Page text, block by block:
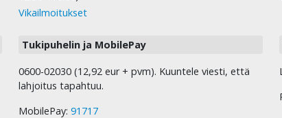
Vikailmoitukset
Tukipuhelin ja MobilePay
0600-02030 (12,92 eur + pvm). Kuuntele viesti, että
lahjoitus tapahtuu.
MobilePay: 91717